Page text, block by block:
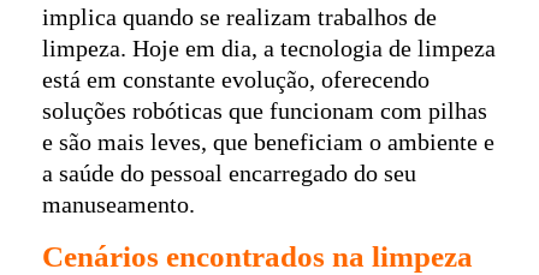
implica quando se realizam trabalhos de
limpeza. Hoje em dia, a tecnologia de limpeza
está em constante evolução, oferecendo
soluções robóticas que funcionam com pilhas
e são mais leves, que beneficiam o ambiente e
a saúde do pessoal encarregado do seu
manuseamento.
Cenários encontrados na limpeza